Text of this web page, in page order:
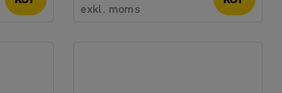
exkl. moms